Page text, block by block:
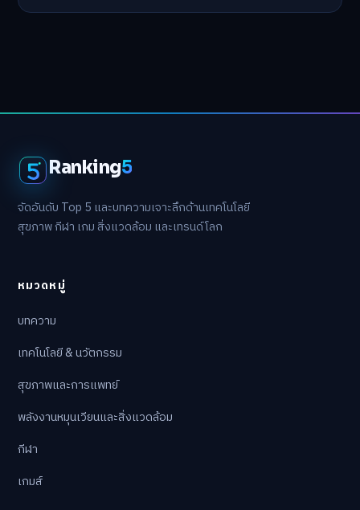
Ranking5
จัดอันดับ Top 5 และบทความเจาะลึกด้านเทคโนโลยี
สุขภาพ กีฬา เกม สิ่งแวดล้อม และเทรนด์โลก
หมวดหมู่
บทความ
เทคโนโลยี & นวัตกรรม
สุขภาพและการแพทย์
พลังงานหมุนเวียนและสิ่งแวดล้อม
กีฬา
เกมส์